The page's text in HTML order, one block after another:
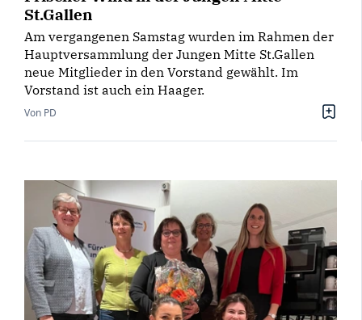
St.Gallen
Am vergangenen Samstag wurden im Rahmen der
Hauptversammlung der Jungen Mitte St.Gallen
neue Mitglieder in den Vorstand gewählt. Im
Vorstand ist auch ein Haager.
Von PD